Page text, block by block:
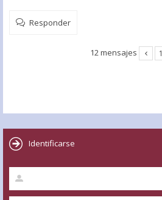
Responder
12 mensajes 1
Identificarse